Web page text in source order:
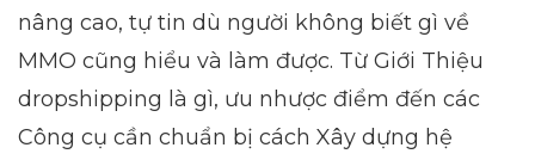
nâng cao, tự tin dù người không biết gì về
MMO cũng hiểu và làm được. Từ Giới Thiệu
dropshipping là gì, ưu nhược điểm đến các
Công cụ cần chuẩn bị cách Xây dựng hệ